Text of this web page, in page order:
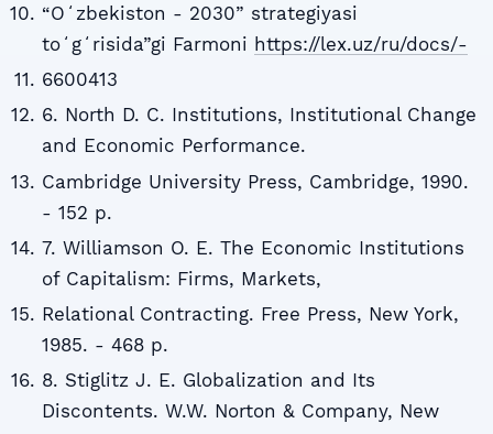
“Oʻzbekiston - 2030” strategiyasi
toʻgʻrisida”gi Farmoni https://lex.uz/ru/docs/-
6600413
6. North D. C. Institutions, Institutional Change
and Economic Performance.
Cambridge University Press, Cambridge, 1990.
- 152 p.
7. Williamson O. E. The Economic Institutions
of Capitalism: Firms, Markets,
Relational Contracting. Free Press, New York,
1985. - 468 p.
8. Stiglitz J. E. Globalization and Its
Discontents. W.W. Norton & Company, New